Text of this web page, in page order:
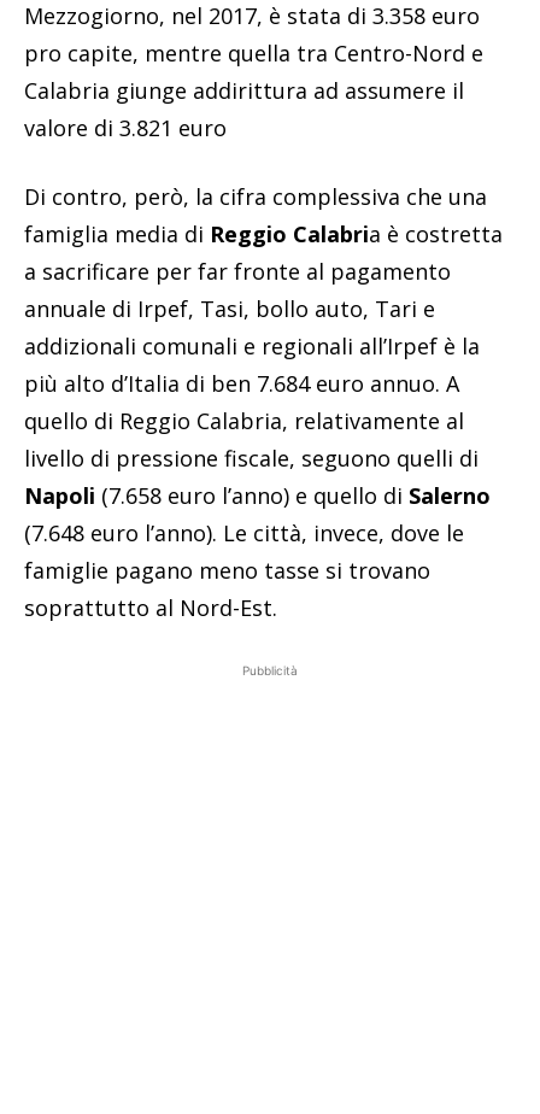
Mezzogiorno, nel 2017, è stata di 3.358 euro
pro capite, mentre quella tra Centro-Nord e
Calabria giunge addirittura ad assumere il
valore di 3.821 euro
Di contro, però, la cifra complessiva che una
famiglia media di Reggio Calabria è costretta
a sacrificare per far fronte al pagamento
annuale di Irpef, Tasi, bollo auto, Tari e
addizionali comunali e regionali all’Irpef è la
più alto d’Italia di ben 7.684 euro annuo. A
quello di Reggio Calabria, relativamente al
livello di pressione fiscale, seguono quelli di
Napoli (7.658 euro l’anno) e quello di Salerno
(7.648 euro l’anno). Le città, invece, dove le
famiglie pagano meno tasse si trovano
soprattutto al Nord-Est.
Pubblicità